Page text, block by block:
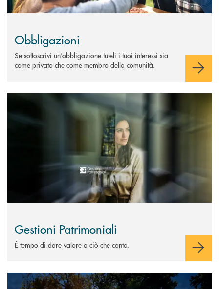
Obbligazioni
Se sottoscrivi un’obbligazione tuteli i tuoi interessi sia
come privato che come membro della comunità.
Scopri di più Gestioni Patrimoniali
Gestioni Patrimoniali
È tempo di dare valore a ciò che conta.
Scopri di più Fondi comuni